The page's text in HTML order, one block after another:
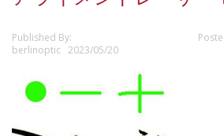
Published By:
berlinoptic 2023/05/20